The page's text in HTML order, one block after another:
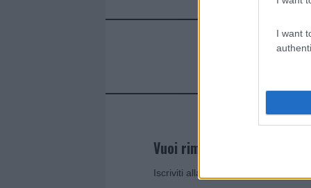
I want
Vuoi rimanere sempre
Iscriviti alla newsletter di Gallura